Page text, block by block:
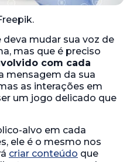
deva mudar sua voz de
mas que é preciso
com cada
mensagem da sua
as interações em
um jogo delicado que
alvo em cada
ele é o mesmo nos
criar conteúdo que